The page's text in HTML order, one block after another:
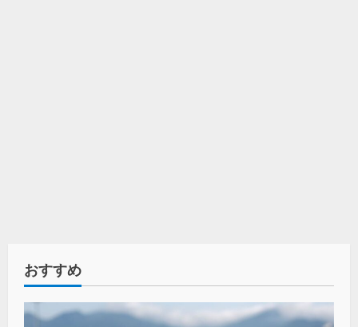
おすすめ